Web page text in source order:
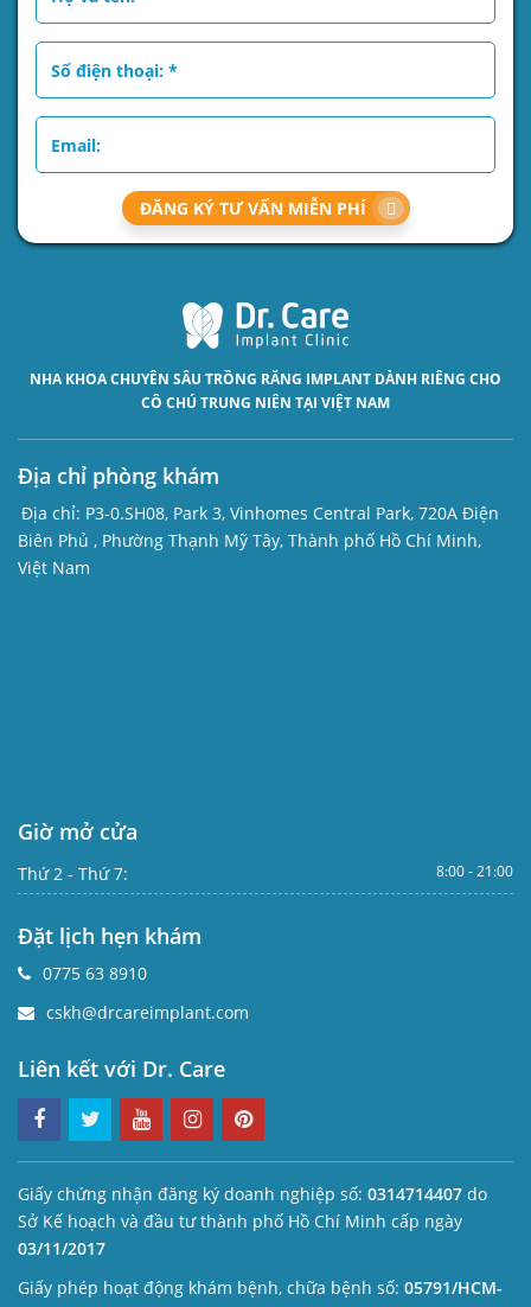
ĐĂNG KÝ TƯ VẤN MIỄN PHÍ
NHA KHOA CHUYÊN SÂU TRỒNG RĂNG IMPLANT DÀNH RIÊNG CHO
CÔ CHÚ TRUNG NIÊN TẠI VIỆT NAM
Địa chỉ phòng khám
Địa chỉ: P3-0.SH08, Park 3, Vinhomes Central Park, 720A Điện
Biên Phủ , Phường Thạnh Mỹ Tây, Thành phố Hồ Chí Minh,
Việt Nam
Giờ mở cửa
Thứ 2 - Thứ 7: 8:00 - 21:00
Đặt lịch hẹn khám
0775 63 8910
cskh@drcareimplant.com
Liên kết với Dr. Care
Giấy chứng nhận đăng ký doanh nghiệp số: 0314714407 do
Sở Kế hoạch và đầu tư thành phố Hồ Chí Minh cấp ngày
03/11/2017
Giấy phép hoạt động khám bệnh, chữa bệnh số: 05791/HCM-